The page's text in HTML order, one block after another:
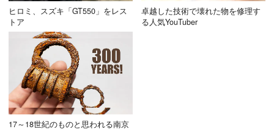
ヒロミ、スズキ「GT550」をレス
トア
卓越した技術で壊れた物を修理す
る人気YouTuber
17～18世紀のものと思われる南京